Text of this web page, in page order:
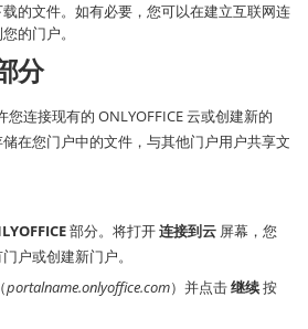
的文件。如有必要，您可以在建立互联网连
的门户。
分
您连接现有的 ONLYOFFICE 云或创建新的
在您门户中的文件，与其他门户用户共享文
部分。将打开连接到云 屏幕，您
户或创建新门户。
portalname.onlyoffice.com）并点击继续按